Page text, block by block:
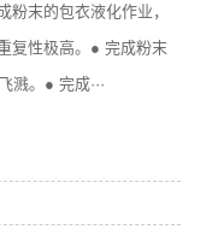
粉末的包衣液化作业，
复性极高。● 完成粉末
溅。● 完成···